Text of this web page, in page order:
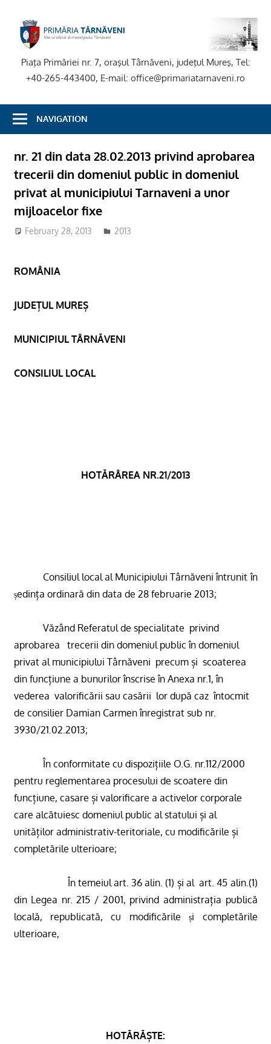
content
Piaţa Primăriei nr. 7, oraşul Târnăveni, judeţul Mureş, Tel:
+40-265-443400, E-mail: office@primariatarnaveni.ro
NAVIGATION
nr. 21 din data 28.02.2013 privind aprobarea
trecerii din domeniul public in domeniul
privat al municipiului Tarnaveni a unor
mijloacelor fixe
February 28, 2013 2013
ROMÂNIA
JUDEȚUL MUREȘ
MUNICIPIUL TÂRNĂVENI
CONSILIUL LOCAL
HOTĂRÂREA NR.21/2013
Consiliul local al Municipiului Târnăveni întrunit în
ședința ordinară din data de 28 februarie 2013;
Văzând Referatul de specialitate privind
aprobarea
trecerii din domeniul public în domeniul
privat al municipiului Târnăveni precum și scoaterea
din funcțiune a bunurilor înscrise în Anexa nr.1, în
vederea valorificării sau casării lor după caz întocmit
de consilier Damian Carmen înregistrat sub nr.
3930/21.02.2013;
În conformitate cu dispozițiile O.G. nr.112/2000
pentru reglementarea procesului de scoatere din
funcțiune, casare și valorificare a activelor corporale
care alcătuiesc domeniul public al statului și al
unităților administrativ-teritoriale, cu modificările și
completările ulterioare;
În temeiul art. 36 alin. (1) și al art. 45 alin.(1)
din Legea nr. 215 / 2001, privind administrația publică
locală, republicată, cu modificărileși completările
ulterioare,
HOTĂRĂȘTE: